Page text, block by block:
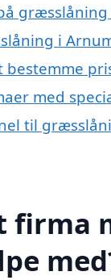
i
bestemme
med
til
firma